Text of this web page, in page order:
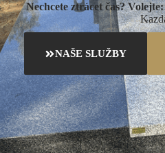
Nechcete ztrácet čas?
NAŠE SLUŽBY